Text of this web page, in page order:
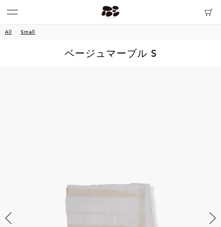
All Small
ベージュマーブル S